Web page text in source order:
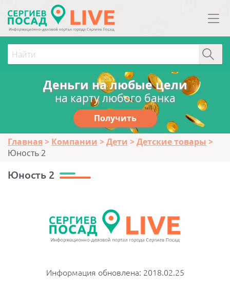
Деньги на любые цели
на карту любого банка
Получить
Главная Компании Дети
Детские товары
Юность 2
Юность 2
Информация обновлена: 2018.02.25